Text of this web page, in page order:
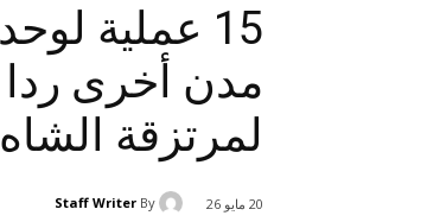
مدن أخرى ردا
لمرتزقة
20 مايو 26 By
Staff Writer